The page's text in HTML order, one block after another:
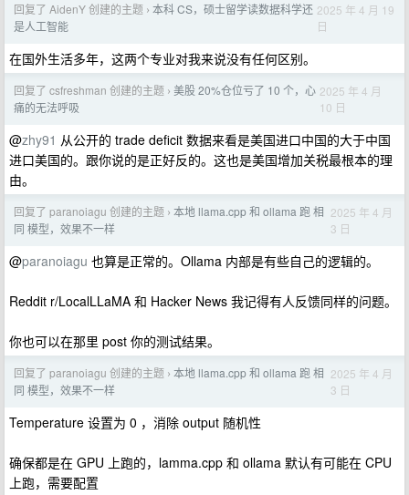
回复了 AidenY 创建的主题 › 本科 CS，硕士留学读数据科学还
是人工智能
2025 年 4 月 19
日
在国外生活多年，这两个专业对我来说没有任何区别。
回复了 csfreshman 创建的主题 › 美股 20%仓位亏了 10 个，心
痛的无法呼吸
2025 年 4 月
10 日
@zhy91 从公开的 trade deficit 数据来看是美国进口中国的大于中国
进口美国的。跟你说的是正好反的。这也是美国增加关税最根本的理
由。
回复了 paranoiagu 创建的主题 › 本地 llama.cpp 和 ollama 跑 相
同 模型，效果不一样
2025 年 4 月
3 日
@paranoiagu 也算是正常的。Ollama 内部是有些自己的逻辑的。
Reddit r/LocalLLaMA 和 Hacker News 我记得有人反馈同样的问题。
你也可以在那里 post 你的测试结果。
回复了 paranoiagu 创建的主题 › 本地 llama.cpp 和 ollama 跑 相
同 模型，效果不一样
2025 年 4 月
3 日
Temperature 设置为 0 ，消除 output 随机性
确保都是在 GPU 上跑的，lamma.cpp 和 ollama 默认有可能在 CPU
上跑，需要配置